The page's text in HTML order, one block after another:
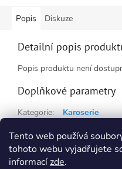
Tento web používá
tohoto webu vyjadřujete
informacízde.
Popis Diskuze
Detailní popis
Popis produktu není
Doplňkové parametry
Kategorie:
Karoserie